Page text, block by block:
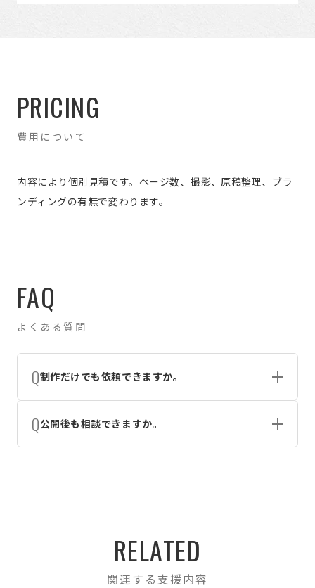
PRICING
費用について
内容により個別見積です。ページ数、撮影、原稿整理、ブラ
ンディングの有無で変わります。
FAQ
よくある質問
制作だけでも依頼できますか。
ことも可能です。
公開後も相談できますか。
RELATED
関連する支援内容